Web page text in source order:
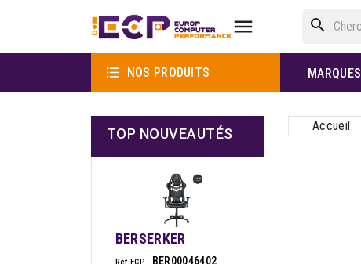
 search
 NOS PRODUITS MARQUES
TOP NOUVEAUTÉS
BERSERKER
BER00046402
Accueil